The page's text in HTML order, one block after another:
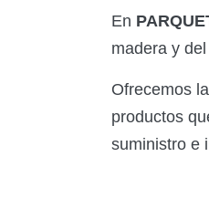
En
madera y
Ofrecemos
productos
suministro e